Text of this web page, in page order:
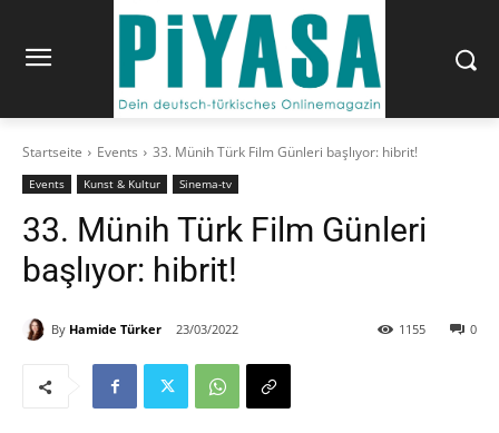
Startseite Events 33. Münih Türk Film Günleri başlıyor: hibrit!
Events Kunst & Kultur Sinema-tv
33. Münih Türk Film Günleri
başlıyor: hibrit!
By Hamide Türker 23/03/2022 0
1155